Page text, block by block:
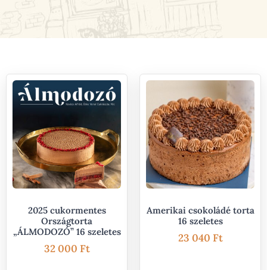
2025 cukormentes
Országtorta
„ÁLMODOZÓ” 16 szeletes
32 000 Ft
Amerikai csokoládé torta
16 szeletes
23 040 Ft